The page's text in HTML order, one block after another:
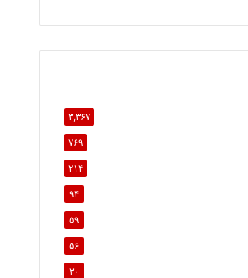
۳,۳۶۷
۷۶۹
۲۱۴
۹۴
۵۹
۵۶
۳۰